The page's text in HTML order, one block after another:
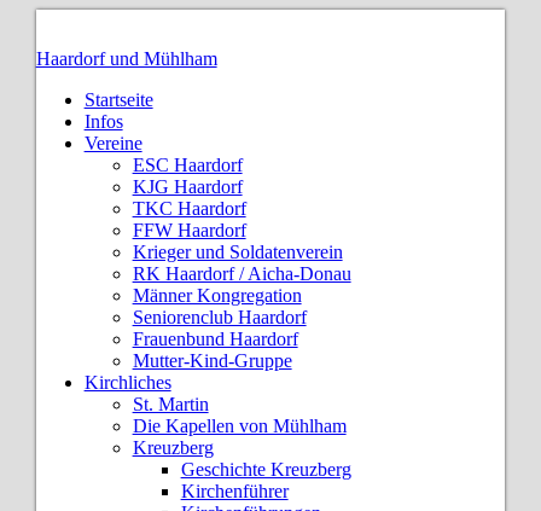
Haardorf und Mühlham
Startseite
Infos
Vereine
ESC Haardorf
KJG Haardorf
TKC Haardorf
FFW Haardorf
Krieger und Soldatenverein
RK Haardorf / Aicha-Donau
Männer Kongregation
Seniorenclub Haardorf
Frauenbund Haardorf
Mutter-Kind-Gruppe
Kirchliches
St. Martin
Die Kapellen von Mühlham
Kreuzberg
Geschichte Kreuzberg
Kirchenführer